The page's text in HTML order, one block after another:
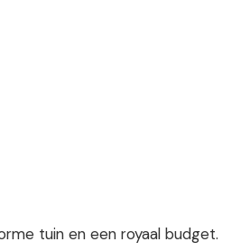
tuin en een royaal budget.